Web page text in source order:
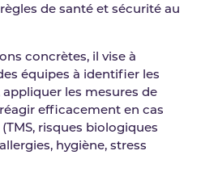
de santé et sécurité au
concrètes, il vise à
équipes à identifier les
les mesures de
efficacement en cas
risques biologiques
hygiène, stress